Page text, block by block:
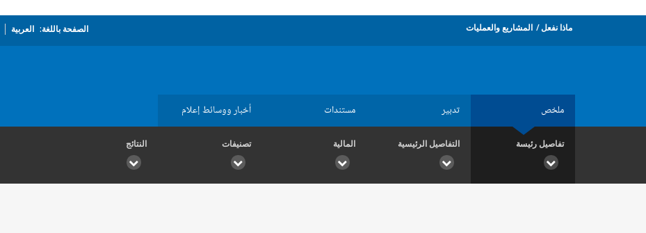
ماذا نفعل المشاريع والعمليات الصفحة باللغة: العربية
ملخص تدبير مستندات أخبار ووسائط إعلام
تفاصيل رئيسة التفاصيل الرئيسية المالية تصنيفات النتائج